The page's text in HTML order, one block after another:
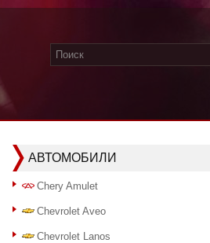
АВТОМОБИЛИ
Chery Amulet
Chevrolet Aveo
Chevrolet Lanos